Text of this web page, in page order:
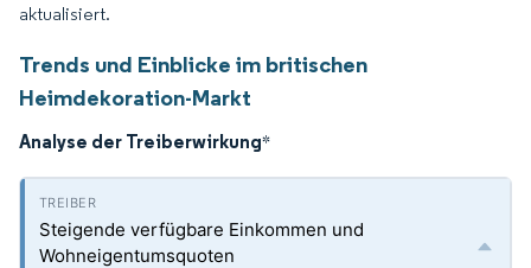
aktualisiert.
Trends und Einblicke im britischen
Heimdekoration-Markt
Analyse der Treiberwirkung*
Steigende verfügbare Einkommen und
Wohneigentumsquoten